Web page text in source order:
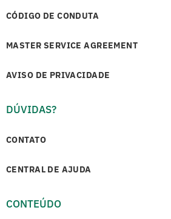
CÓDIGO DE CONDUTA
MASTER SERVICE AGREEMENT
AVISO DE PRIVACIDADE
DÚVIDAS?
CONTATO
CENTRAL DE AJUDA
CONTEÚDO